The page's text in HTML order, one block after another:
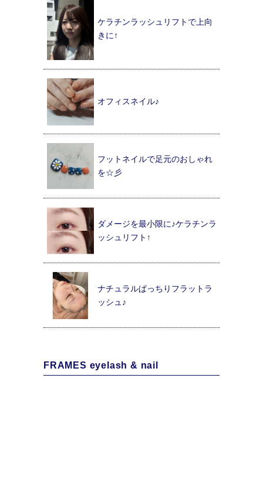
ケラチンラッシュリフトで上向
きに↑
オフィスネイル♪
フットネイルで足元のおしゃれ
を☆彡
ダメージを最小限に♪ケラチンラ
ッシュリフト↑
ナチュラルぱっちりフラットラ
ッシュ♪
FRAMES eyelash & nail